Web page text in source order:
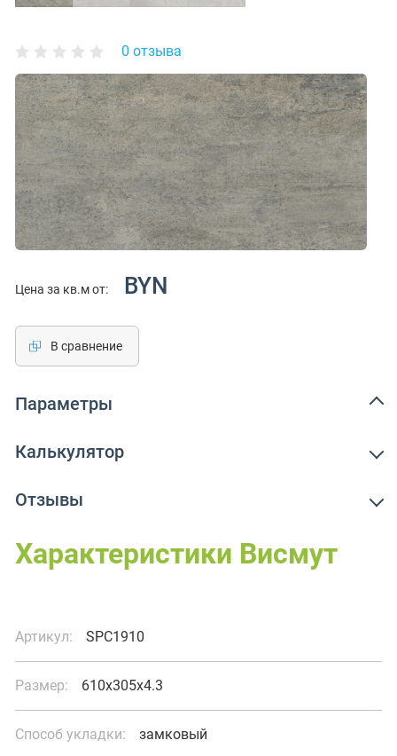
0 отзыва
Цена за кв.м от: BYN
В сравнение
Параметры
Калькулятор
Отзывы
Характеристики Висмут
Артикул: SPC1910
Размер: 610x305x4.3
Способ укладки: замковый